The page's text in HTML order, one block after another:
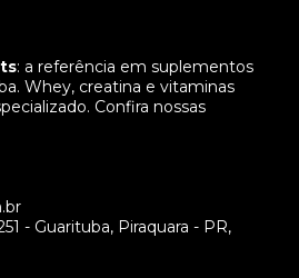
: a referência em suplementos
Whey, creatina e vitaminas
Confira nossas
- Guarituba, Piraquara - PR,